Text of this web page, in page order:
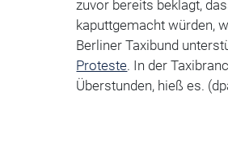
zuvor bereits beklagt,
kaputtgemacht würden,
Berliner Taxibund
Proteste. In der
Überstunden, hieß es.